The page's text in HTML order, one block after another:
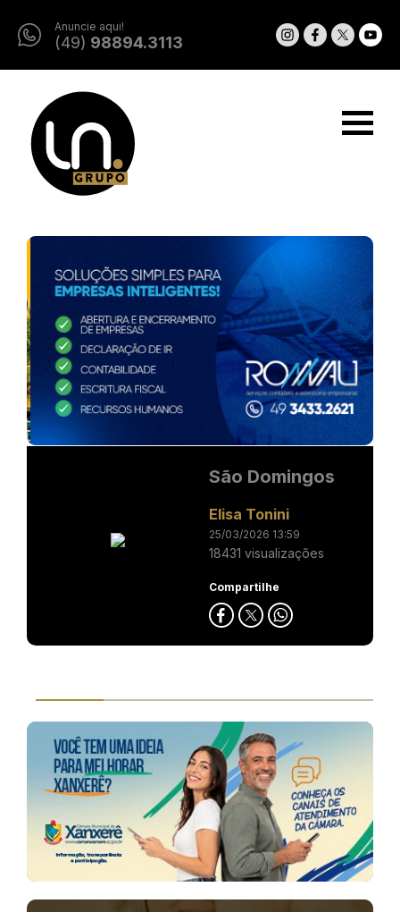
Anuncie aqui!
(49) 98894.3113
São Domingos
Elisa Tonini
25/03/2026 13:59
18431 visualizações
Compartilhe